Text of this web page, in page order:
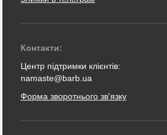
Контакти:
Центр підтримки клієнтів:
namaste@barb.ua
Форма зворотнього зв'язку